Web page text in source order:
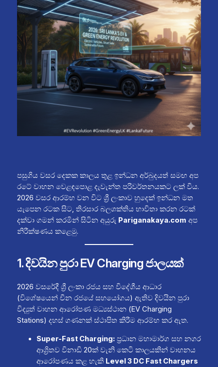
පසුගිය වසර දෙකක කාලය තුළ ඉන්ධන අර්බුදයත් සමඟ අප
රටේ වාහන වෙළඳපොළ දැවැන්ත පරිවර්තනයකට ලක් විය.
2026 වසර ආරම්භ වන විට ශ්‍රී ලංකාව හුදෙක් ඉන්ධන මත
යැපෙන රටක සිට, තිරසාර බලශක්තිය භාවිතා කරන රටක්
දක්වා ගමන් කරමින් සිටින අයුරු Pariganakaya.com අප
නිරීක්ෂණය කළෙමු.
1. දිවයින පුරා EV Charging ජාලයක්
2026 වසරේදී ශ්‍රී ලංකා රජය සහ විදේශීය ආධාර
(විශේෂයෙන් චීන රජයේ සහයෝගය) ඇතිව දිවයින පුරා
විද්‍යුත් වාහන ආරෝපණ මධ්‍යස්ථාන (EV Charging
Stations) දහස් ගණනක් ස්ථාපිත කිරීම ආරම්භ කර ඇත.
Super-Fast Charging:ප්‍රධාන මහාමාර්ග සහ නගර
ආශ්‍රිතව විනාඩි 20ක් වැනි කෙටි කාලයකින් වාහනය
ආරෝපණය කළ හැකි Level 3 DC Fast Chargers